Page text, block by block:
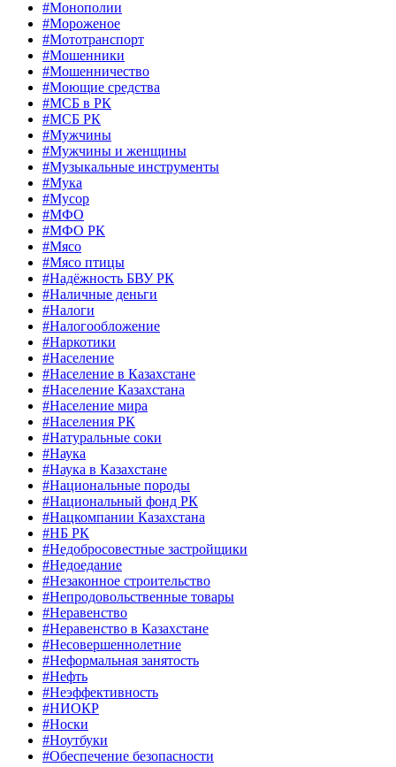
#Монополии
#Мороженое
#Мототранспорт
#Мошенники
#Мошенничество
#Моющие средства
#МСБ в РК
#МСБ РК
#Мужчины
#Мужчины и женщины
#Музыкальные инструменты
#Мука
#Мусор
#МФО
#МФО РК
#Мясо
#Мясо птицы
#Надёжность БВУ РК
#Наличные деньги
#Налоги
#Налогообложение
#Наркотики
#Население
#Население в Казахстане
#Население Казахстана
#Население мира
#Населения РК
#Натуральные соки
#Наука
#Наука в Казахстане
#Национальные породы
#Национальный фонд РК
#Нацкомпании Казахстана
#НБ РК
#Недобросовестные застройщики
#Недоедание
#Незаконное строительство
#Непродовольственные товары
#Неравенство
#Неравенство в Казахстане
#Несовершеннолетние
#Неформальная занятость
#Нефть
#Неэффективность
#НИОКР
#Носки
#Ноутбуки
#Обеспечение безопасности